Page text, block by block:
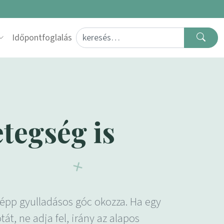
Időpontfoglalás Search for:
is
gyulladásos góc okozza. Ha egy
ne adja fel, irány az alapos